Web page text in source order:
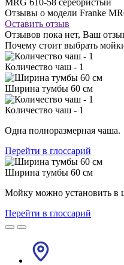
Отзывы о модели Franke
Оставить отзыв
Отзывов пока нет, Ваш
Почему стоит выбрать
Количество чаш - 1
Ширина тумбы 60 см
Количество чаш - 1
Одна полноразмерная чаша.
Перейти в глоссарий
Ширина тумбы 60 см
Мойку можно установить
Перейти в глоссарий